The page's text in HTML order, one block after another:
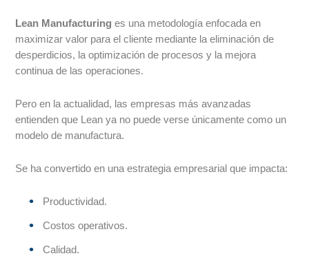
Lean Manufacturing es una metodología enfocada en
maximizar valor para el cliente mediante la eliminación de
desperdicios, la optimización de procesos y la mejora
continua de las operaciones.
Pero en la actualidad, las empresas más avanzadas
entienden que Lean ya no puede verse únicamente como un
modelo de manufactura.
Se ha convertido en una estrategia empresarial que impacta:
Productividad.
Costos operativos.
Calidad.